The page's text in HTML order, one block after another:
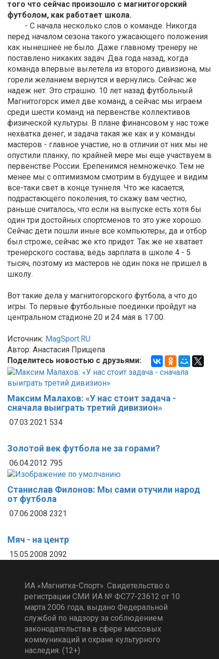
того что сейчас произошло с магнитогорский
футболом, как работает школа.
- С начала несколько слов о команде. Никогда
перед началом сезона такого ужасающего положения
как нынешнее не было. Даже главному тренеру не
поставлено никаких задач. Два года назад, когда
команда впервые вылетела из второго дивизиона, мы
горели желанием вернутся и вернулись. Сейчас же
надеж нет. Это страшно. 10 лет назад футбольный
Магнитогорск имел две команд, а сейчас мы играем
среди шести команд на первенстве коллективов
физической культуры. В плане финансовом у нас тоже
нехватка денег, и задача такая же как и у команды
мастеров - главное участие, но в отличии от них мы не
опустили планку, по крайней мере мы еще участвуем в
первенстве России. Ерепенимся немножечко. Тем не
менее мы с оптимизмом смотрим в будущее и видим
все-таки свет в конце туннеля. Что же касается,
подрастающего поколения, то скажу вам честно,
раньше считалось, что если на выпуске есть хотя бы
один три достойных спортсменов то это уже хорошо.
Сейчас дети пошли иные все компьютеры, да и отбор
был строже, сейчас же кто придет. Так же не хватает
тренерского состава, ведь зарплата в школе 4 - 5
тысяч, поэтому из мастеров не один пока не пришел в
школу.
Вот такие дела у магнитогорского футбола, а что до
игры. То первые футбольные поединки пройдут на
центральном стадионе 20 и 24 мая в 17.00.
Источник: MagSport.RU
Автор: Анастасия Прищепа
Поделитесь новостью с друзьями:
Максим Малахов: «У нас стоит задача -
сначала выиграть третий дивизион»
07.03.2021 534
Золотой век футбола не за горами?
06.04.2012 795
Станислав Филонов: Мы сами отучили народ
от футбола
07.06.2008 2321
Мяч - на центр
15.05.2008 2092
ИА «Магнитка-Спорт». Свидетельство о
регистрации СМИ ИА № ФС77-23612 от 10
марта 2006 года, выдано Федеральной
службой по надзору за соблюдением
законодательства в сфере массовых
коммуникаций и охране культурного
наследия. (12+)